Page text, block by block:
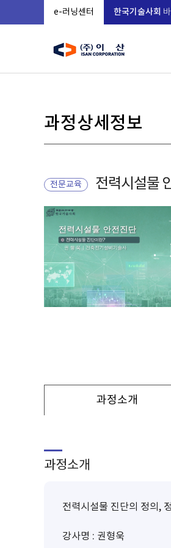
e-러닝센터 한국기술사회
과정상세정보
전문교육 전력시설물
과정소개
과정소개
전력시설물 진단의 정의,
강사명 : 권형욱